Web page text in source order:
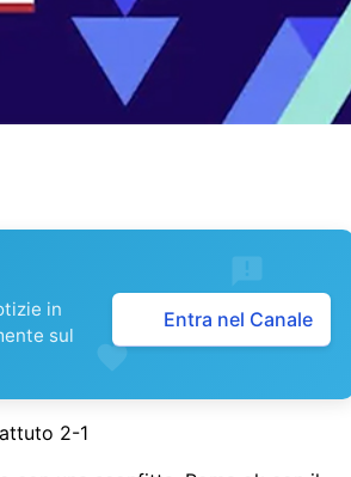
in
sul
Entra nel Canale
2-1